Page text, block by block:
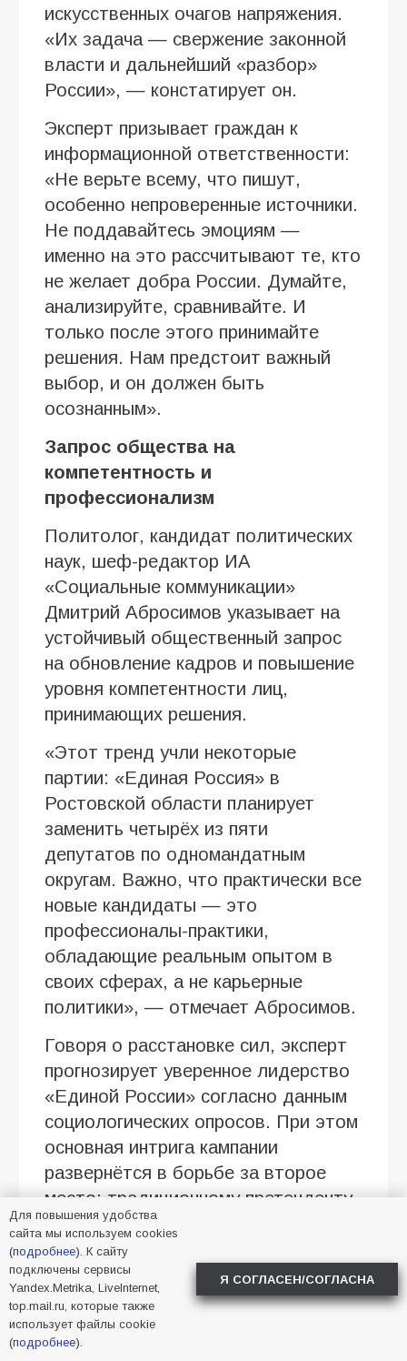
искусственных очагов напряжения.
«Их задача — свержение законной
власти и дальнейший «разбор»
России», — констатирует он.
Эксперт призывает граждан к
информационной ответственности:
«Не верьте всему, что пишут,
особенно непроверенные источники.
Не поддавайтесь эмоциям —
именно на это рассчитывают те, кто
не желает добра России. Думайте,
анализируйте, сравнивайте. И
только после этого принимайте
решения. Нам предстоит важный
выбор, и он должен быть
осознанным».
Запрос общества на
компетентность и
профессионализм
Политолог, кандидат политических
наук, шеф-редактор ИА
«Социальные коммуникации»
Дмитрий Абросимов указывает на
устойчивый общественный запрос
на обновление кадров и повышение
уровня компетентности лиц,
принимающих решения.
«Этот тренд учли некоторые
партии: «Единая Россия» в
Ростовской области планирует
заменить четырёх из пяти
депутатов по одномандатным
округам. Важно, что практически все
новые кандидаты — это
профессионалы-практики,
обладающие реальным опытом в
своих сферах, а не карьерные
политики», — отмечает Абросимов.
Говоря о расстановке сил, эксперт
прогнозирует уверенное лидерство
«Единой России» согласно данным
социологических опросов. При этом
основная интрига кампании
развернётся в борьбе за второе
место: традиционному претенденту
— КПРФ — предстоит серьёзная
конкуренция со стороны ЛДПР и
партии «Новые люди», которые
усилили позиции среди городского
электората.
Для повышения удобства
сайта мы используем cookies
(подробнее). К сайту
подключены сервисы
Yandex.Metrika, LiveInternet,
top.mail.ru, которые также
использует файлы cookie
(подробнее).
Я СОГЛАСЕН/СОГЛАСНА